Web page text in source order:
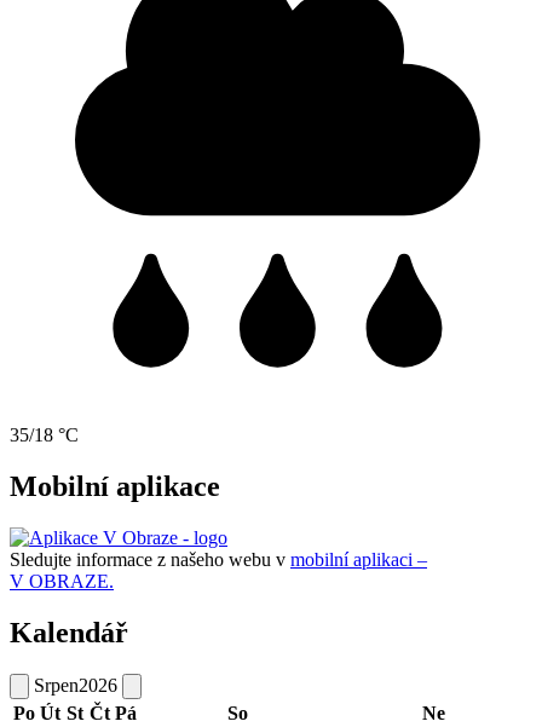
35/18 °C
Mobilní aplikace
Sledujte informace z našeho webu v mobilní aplikaci –
V OBRAZE.
Kalendář
Srpen2026
Po Út St Čt Pá So Ne